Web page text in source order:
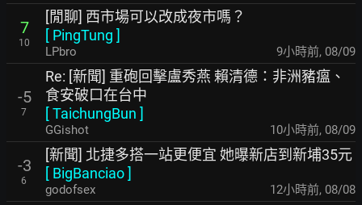
7
10
[閒聊] 西市場可以改成夜市嗎？
[ PingTung ]
LPbro 9小時前, 08/09
-5
7
Re: [新聞] 重砲回擊盧秀燕 賴清德：非洲豬瘟、
食安破口在台中
[TaichungBun ]
GGishot 10小時前, 08/09
-3
6
[新聞] 北捷多搭一站更便宜 她曝新店到新埔35元
[ BigBanciao]
godofsex 12小時前, 08/08